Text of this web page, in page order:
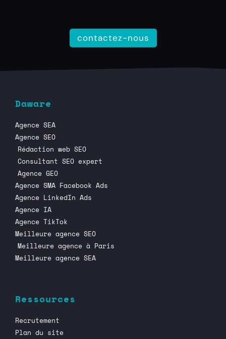
contactez-nous
Daware
Agence SEA
Agence SEO
Rédaction web SEO
Consultant SEO expert
Agence GEO
Agence SMA Facebook Ads
Agence LinkedIn Ads
Agence IA
Agence TikTok
Meilleure agence SEO
Meilleure agence à Paris
Meilleure agence SEA
Ressources
Recrutement
Plan du site